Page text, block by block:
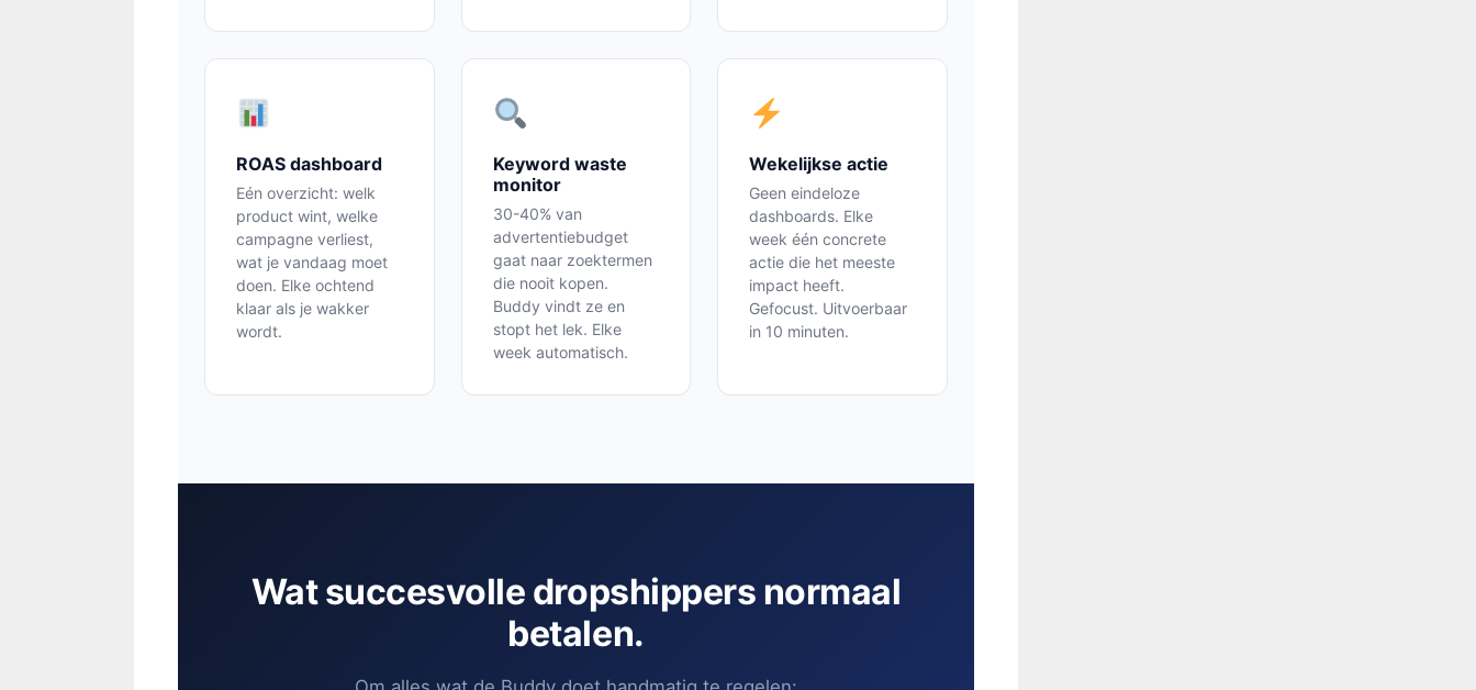
ROAS dashboard
Eén overzicht: welk
product wint, welke
campagne verliest,
wat je vandaag moet
doen. Elke ochtend
klaar als je wakker
wordt.
Keyword waste
monitor
30-40% van
advertentiebudget
gaat naar zoektermen
die nooit kopen.
Buddy vindt ze en
stopt het lek. Elke
week automatisch.
Wekelijkse actie
Geen eindeloze
dashboards. Elke
week één concrete
actie die het meeste
impact heeft.
Gefocust. Uitvoerbaar
in 10 minuten.
Wat succesvolle dropshippers normaal
betalen.